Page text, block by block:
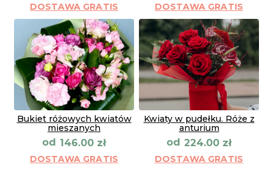
DOSTAWA GRATIS DOSTAWA GRATIS
Bukiet różowych kwiatów
mieszanych
od 146.00 zł
DOSTAWA GRATIS
Kwiaty w pudełku. Róże z
anturium
od 224.00 zł
DOSTAWA GRATIS